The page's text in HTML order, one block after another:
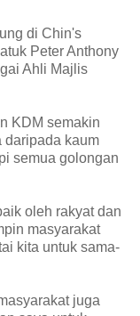
di Chin's
Peter Anthony
Ahli Majlis
KDM semakin
daripada kaum
semua golongan
oleh rakyat dan
masyarakat
kita untuk sama-
juga